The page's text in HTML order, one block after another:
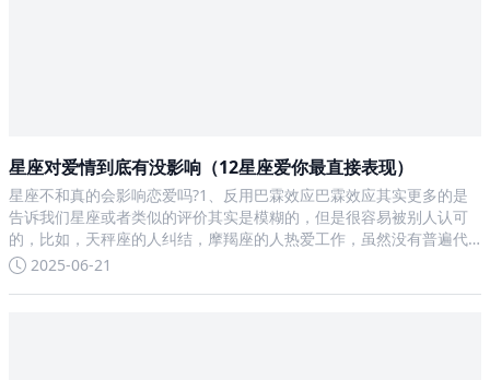
星座对爱情到底有没影响（12星座爱你最直接表现）
星座不和真的会影响恋爱吗?1、反用巴霖效应巴霖效应其实更多的是
告诉我们星座或者类似的评价其实是模糊的，但是很容易被别人认可
的，比如，天秤座的人纠结，摩羯座的人热爱工作，虽然没有普遍代
表性，但是这个模糊的评价有以下几个好处：首先可以快速拉近关
2025-06-21